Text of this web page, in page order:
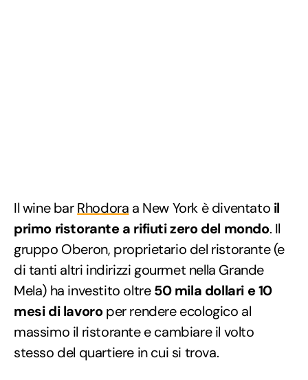
Il wine barRhodora a New York è diventato il
primo ristorante a rifiuti zero del mondo. Il
gruppo Oberon, proprietario del ristorante (e
di tanti altri indirizzi gourmet nella Grande
Mela) ha investito oltre50 mila dollari e 10
mesi di lavoroper rendere ecologico al
massimo il ristorante e cambiare il volto
stesso del quartiere in cui si trova.